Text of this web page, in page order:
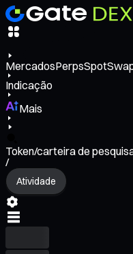
MercadosPerpsSpot
Indicação
Mais
Token/carteira de
/
Atividade